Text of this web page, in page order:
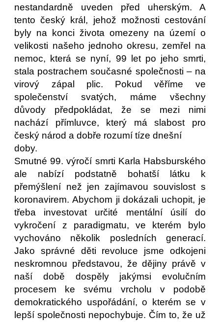
nestandardně uveden před uherským. A
tento český král, jehož možnosti cestování
byly na konci života omezeny na území o
velikosti našeho jednoho okresu, zemřel na
nemoc, která se nyní, 99 let po jeho smrti,
stala postrachem současné společnosti – na
virový zápal plic. Pokud věříme ve
společenství svatých, máme všechny
důvody předpokládat, že se mezi nimi
nachází přímluvce, který má slabost pro
český národ a dobře rozumí tíze dnešní
doby.
Smutné 99. výročí smrti Karla Habsburského
ale nabízí podstatně bohatší látku k
přemýšlení než jen zajímavou souvislost s
koronavirem. Abychom ji dokázali uchopit, je
třeba investovat určité mentální úsilí do
vykročení z paradigmatu, ve kterém bylo
vychováno několik posledních generací.
Jako správné děti revoluce jsme odkojeni
neskromnou představou, že dějiny právě v
naší době dospěly jakýmsi evolučním
procesem ke svému vrcholu v podobě
demokratického uspořádání, o kterém se v
lepší společnosti nepochybuje. Čím to, že už